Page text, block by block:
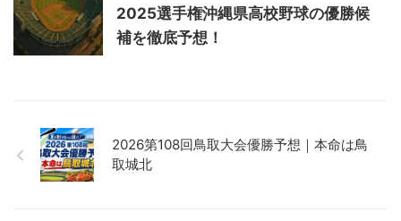
2025選手権沖縄県高校野球の優勝候
補を徹底予想！
2026第108回鳥取大会優勝予想｜本命は鳥
取城北